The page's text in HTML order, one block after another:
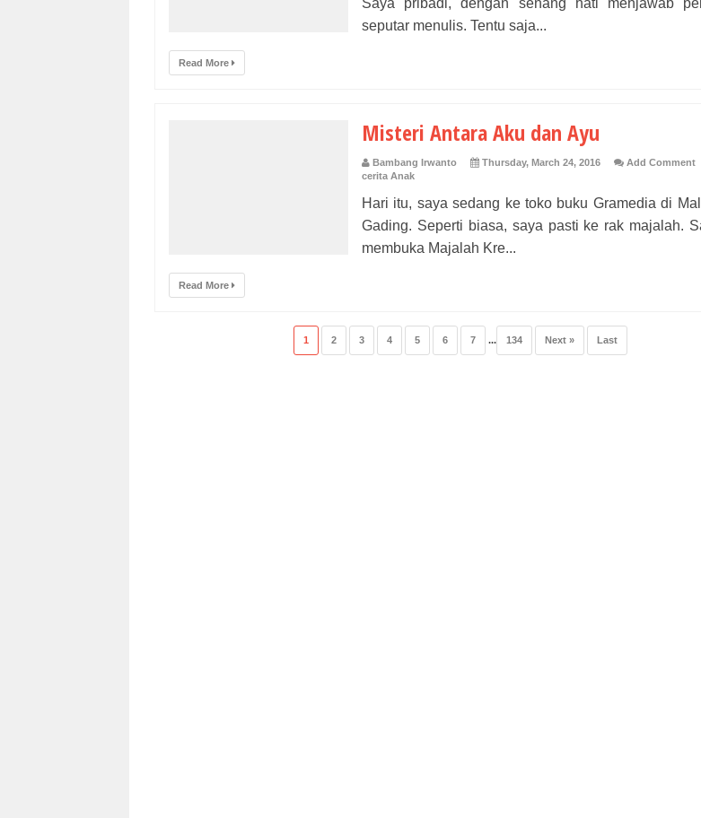
Saya pribadi, dengan senang hati menjawab
seputar menulis. Tentu saja...
Read More
Misteri Antara Aku dan Ayu
Bambang Irwanto Thursday, March 24, 2016
Add Comment
cerita Anak
Hari itu, saya sedang ke toko buku Gramedia di
Gading. Seperti biasa, saya pasti ke rak majalah.
membuka Majalah Kre...
Read More
1 2 3 4 5 6 7 ... 134 Next » Last